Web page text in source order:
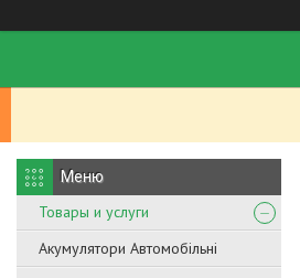
Товары и услуги
Акумулятори Автомобільні